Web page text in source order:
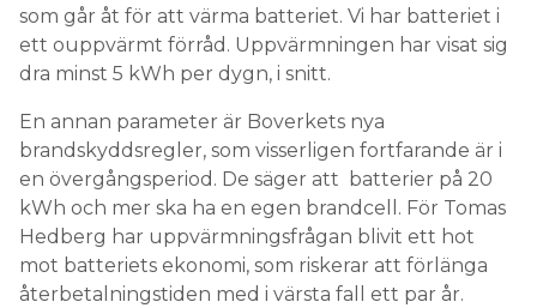
som går åt för att värma batteriet. Vi har batteriet i
ett ouppvärmt förråd. Uppvärmningen har visat sig
dra minst 5 kWh per dygn, i snitt.
En annan parameter är Boverkets nya
brandskyddsregler, som visserligen fortfarande är i
en övergångsperiod. De säger att batterier på 20
kWh och mer ska ha en egen brandcell. För Tomas
Hedberg har uppvärmningsfrågan blivit ett hot
mot batteriets ekonomi, som riskerar att förlänga
återbetalningstiden med i värsta fall ett par år.